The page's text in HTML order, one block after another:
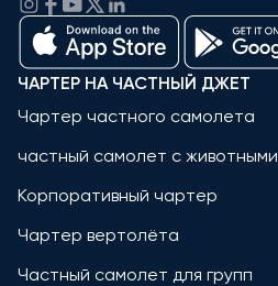
ЧАРТЕР НА ЧАСТНЫЙ ДЖЕТ
Чартер частного самолета
частный самолет с животными
Корпоративный чартер
Чартер вертолёта
Частный самолет для групп